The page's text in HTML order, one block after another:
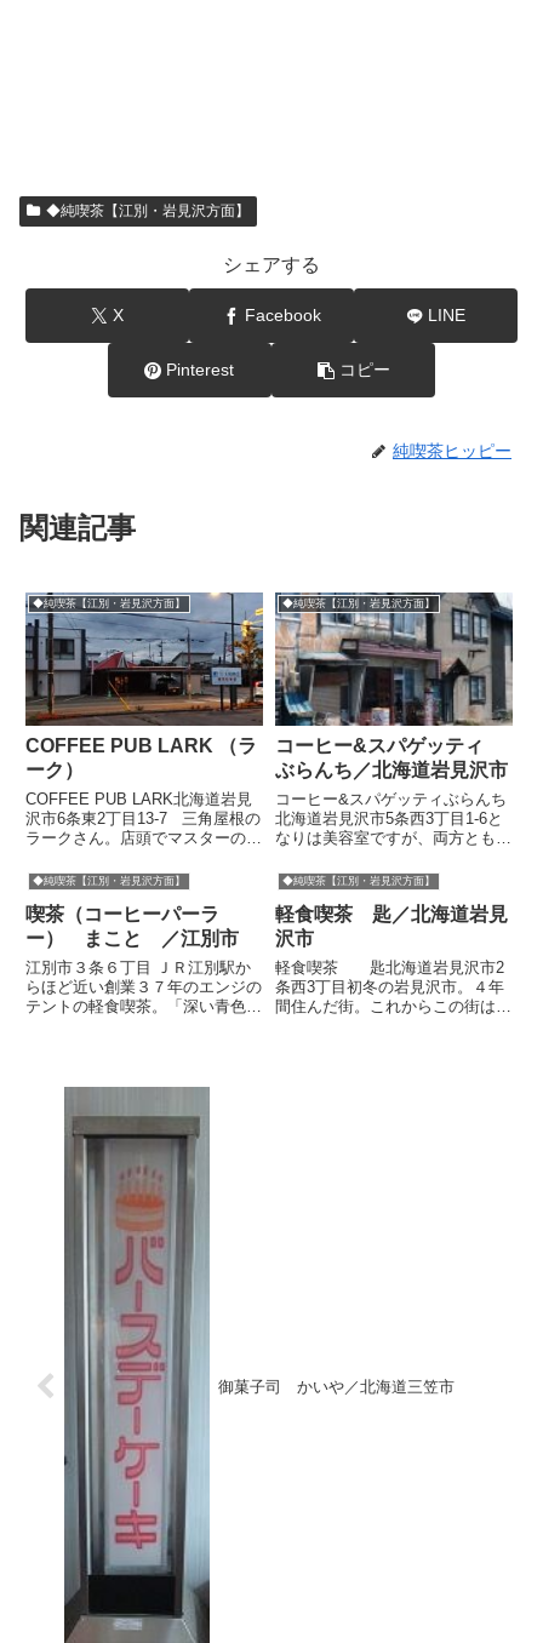
◆純喫茶【江別・岩見沢方面】
シェアする
X Facebook LINE
Pinterest コピー
純喫茶ヒッピー
関連記事
◆純喫茶【江別・岩見沢方面】
COFFEE PUB LARK （ラ
ーク）
COFFEE PUB LARK北海道岩見
沢市6条東2丁目13-7 三角屋根の
ラークさん。店頭でマスターの姿
ママさんはお元気そうでなにより
不定期になっているそうだ。ちな
みにGo...
◆純喫茶【江別・岩見沢方面】
コーヒー&スパゲッティ
ぶらんち／北海道岩見沢市
コーヒー&スパゲッティぶらんち
北海道岩見沢市5条西3丁目1-6と
なりは美容室ですが、両方とも昭
ように感じます。チェアがカッコ
柄は緑が基調で爽やか。トースト
セットで一服すてきなノリ...
◆純喫茶【江別・岩見沢方面】
喫茶（コーヒーパーラ
ー） まこと ／江別市
江別市３条６丁目 ＪＲ江別駅か
らほど近い創業３７年のエンジの
テントの軽食喫茶。「深い青色」
ャンデリア。金物パーテーショ
◆純喫茶【江別・岩見沢方面】
軽食喫茶 匙／北海道岩見
沢市
軽食喫茶 匙北海道岩見沢市2
条西3丁目初冬の岩見沢市。４年
間住んだ街。これからこの街は雪
御菓子司 かいや／北海道三笠市